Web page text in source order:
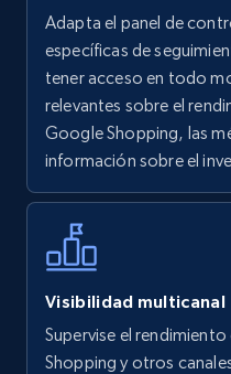
URL, Final price, Sku,
Specifications, Image
more.
5.6K+ 875+
Walmart - products -
using specific
URL, Final price, Sku,
more.
Adapta el panel de
específicas de
tener acceso en todo
relevantes sobre el
Google Shopping, las
información sobre el
Visibilidad multicanal
Supervise el
Shopping y otros